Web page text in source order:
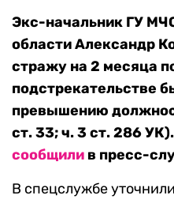
Экс-начальник ГУ
области Александр
стражу на 2 месяца
подстрекательстве
превышению
ст. 33; ч. 3 ст. 286
сообщили в пресс-
В спецслужбе